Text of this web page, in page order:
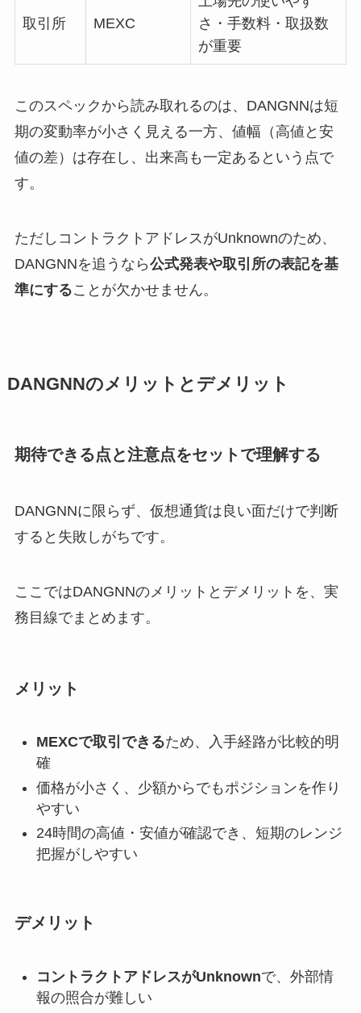
取引所 MEXC
さ・手数料・取扱数
が重要
このスペックから読み取れるのは、DANGNNは短
期の変動率が小さく見える一方、値幅（高値と安
値の差）は存在し、出来高も一定あるという点で
す。
ただしコントラクトアドレスがUnknownのため、
DANGNNを追うなら公式発表や取引所の表記を基
準にすることが欠かせません。
DANGNNのメリットとデメリット
期待できる点と注意点をセットで理解する
DANGNNに限らず、仮想通貨は良い面だけで判断
すると失敗しがちです。
ここではDANGNNのメリットとデメリットを、実
務目線でまとめます。
メリット
MEXCで取引できるため、入手経路が比較的明
確
価格が小さく、少額からでもポジションを作り
やすい
24時間の高値・安値が確認でき、短期のレンジ
把握がしやすい
デメリット
コントラクトアドレスがUnknownで、外部情
報の照合が難しい